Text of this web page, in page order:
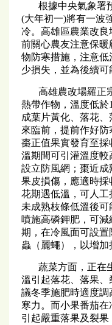
根據中央氣象署預
(大年初一)將有一波
冷。高雄區農業改
前關心農友注意保
物防寒措施，注意
少損失，並為後續可
高雄農改場羅正
熱帶作物，溫度低於
成葉片黃化、落花
來臨前，提前作好
棗正值果實發育至
溫期間可引灌溫度
設立防風網；棗近
果皮損傷，應適時
花期遇低溫，可人
未成熟枝條低溫後
噴施高磷鉀肥，可
期，在冷風面可設
蟲（麗蠅），以增加
蔬菜方面，正在
溫引起落花、落果
議冬季施肥時適度
寒力。而小果番茄
引起嚴重落果及裂